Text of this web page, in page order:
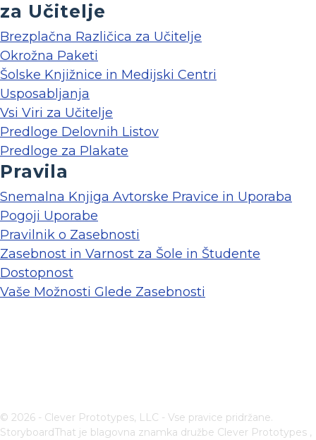
za Učitelje
Brezplačna Različica za Učitelje
Okrožna Paketi
Šolske Knjižnice in Medijski Centri
Usposabljanja
Vsi Viri za Učitelje
Predloge Delovnih Listov
Predloge za Plakate
Pravila
Snemalna Knjiga Avtorske Pravice in Uporaba
Pogoji Uporabe
Pravilnik o Zasebnosti
Zasebnost in Varnost za Šole in Študente
Dostopnost
Vaše Možnosti Glede Zasebnosti
© 2026 - Clever Prototypes, LLC - Vse pravice pridržane.
StoryboardThat je blagovna znamka družbe Clever Prototypes ,